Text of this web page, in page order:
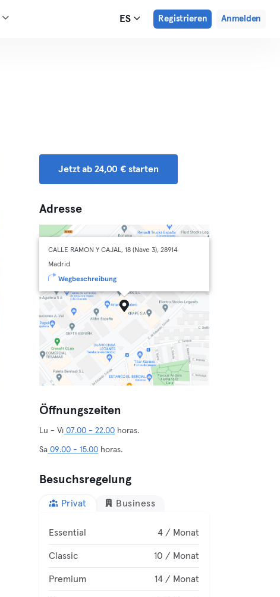
ES Registrieren Anmelden
Jetzt ab 24,00 € starten
Adresse
CALLE RAMON Y CAJAL, 18 (Nave 3), 28914
Madrid
Wegbeschreibung
Öffnungszeiten
Lu - Vi 07.00 - 22.00 horas.
Sa 09.00 - 15.00 horas.
Besuchsregelung
Privat Business
Essential 4 / Monat
Classic 10 / Monat
Premium 14 / Monat